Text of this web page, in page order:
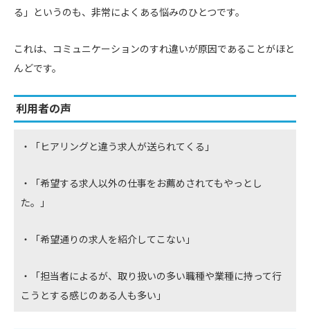
る」というのも、非常によくある悩みのひとつです。
これは、コミュニケーションのすれ違いが原因であることがほと
んどです。
利用者の声
・「ヒアリングと違う求人が送られてくる」
・「希望する求人以外の仕事をお薦めされてもやっとし
た。」
・「希望通りの求人を紹介してこない」
・「担当者によるが、取り扱いの多い職種や業種に持って行
こうとする感じのある人も多い」